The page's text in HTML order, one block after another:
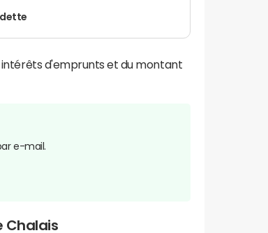
dette
d'emprunts et du montant
e-mail.
Chalais